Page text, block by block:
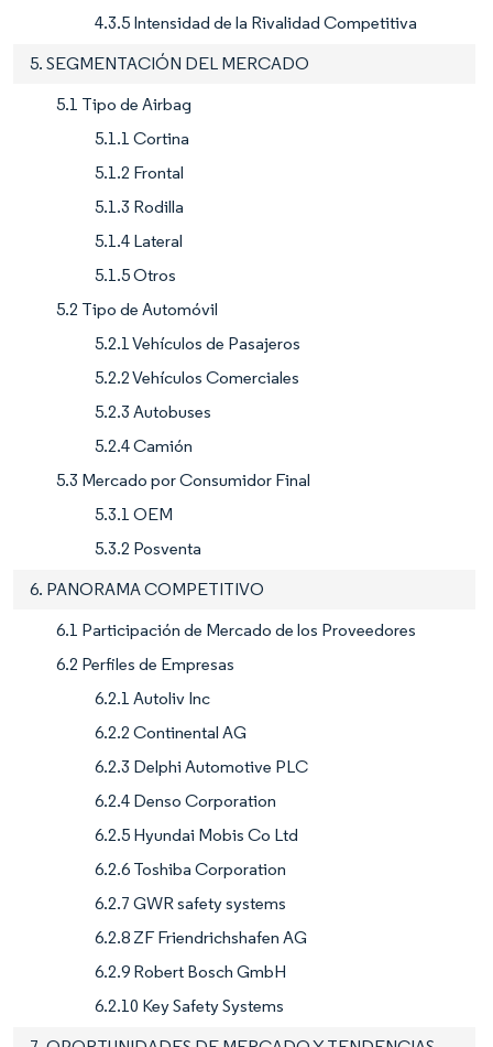
4.3.5 Intensidad de la Rivalidad Competitiva
5. SEGMENTACIÓN DEL MERCADO
5.1 Tipo de Airbag
5.1.1 Cortina
5.1.2 Frontal
5.1.3 Rodilla
5.1.4 Lateral
5.1.5 Otros
5.2 Tipo de Automóvil
5.2.1 Vehículos de Pasajeros
5.2.2 Vehículos Comerciales
5.2.3 Autobuses
5.2.4 Camión
5.3 Mercado por Consumidor Final
5.3.1 OEM
5.3.2 Posventa
6. PANORAMA COMPETITIVO
6.1 Participación de Mercado de los Proveedores
6.2 Perfiles de Empresas
6.2.1 Autoliv Inc
6.2.2 Continental AG
6.2.3 Delphi Automotive PLC
6.2.4 Denso Corporation
6.2.5 Hyundai Mobis Co Ltd
6.2.6 Toshiba Corporation
6.2.7 GWR safety systems
6.2.8 ZF Friendrichshafen AG
6.2.9 Robert Bosch GmbH
6.2.10 Key Safety Systems